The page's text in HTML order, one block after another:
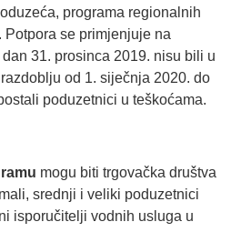
programa regionalnih
Potpora se primjenjuje na
31. prosinca 2019. nisu bili u
od 1. siječnja 2020. do
poduzetnici u teškoćama.
mogu biti trgovačka društva
srednji i veliki poduzetnici
isporučitelji vodnih usluga u